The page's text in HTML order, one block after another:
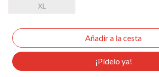
XL
¡Pídelo ya!